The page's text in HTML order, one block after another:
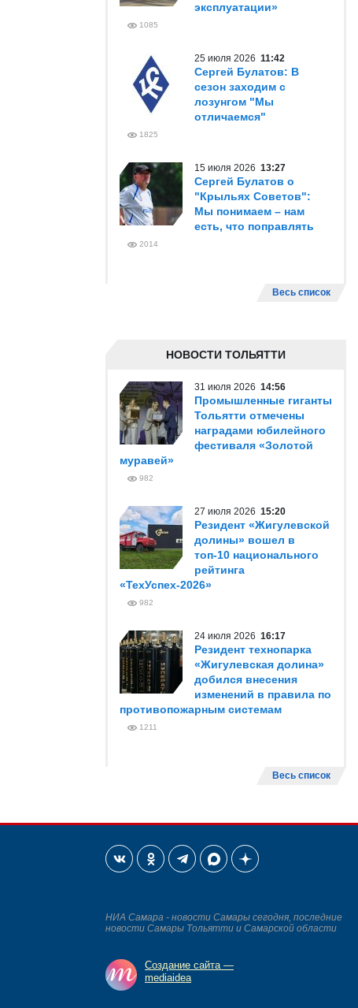
эксплуатации»
1085
25 июля 2026 11:42
Сергей Булатов: В
сезон заходим с
лозунгом "Мы
отличаемся"
1825
15 июля 2026 13:27
Сергей Булатов о
"Крыльях Советов":
Мы понимаем – нам
есть, что поправлять
2014
Весь список
НОВОСТИ ТОЛЬЯТТИ
31 июля 2026 14:56
Промышленные гиганты
Тольятти отмечены
наградами юбилейного
фестиваля «Золотой
муравей»
982
27 июля 2026 15:20
Резидент «Жигулевской
долины» вошел в
топ-10 национального
рейтинга
«ТехУспех-2026»
982
24 июля 2026 16:17
Резидент технопарка
«Жигулевская долина»
добился внесения
изменений в правила по
противопожарным системам
1211
Весь список
НИА Самара - новости Самары сегодня, последние
новости Самары Тольятти и Самарской области
Создание сайта —
mediaidea